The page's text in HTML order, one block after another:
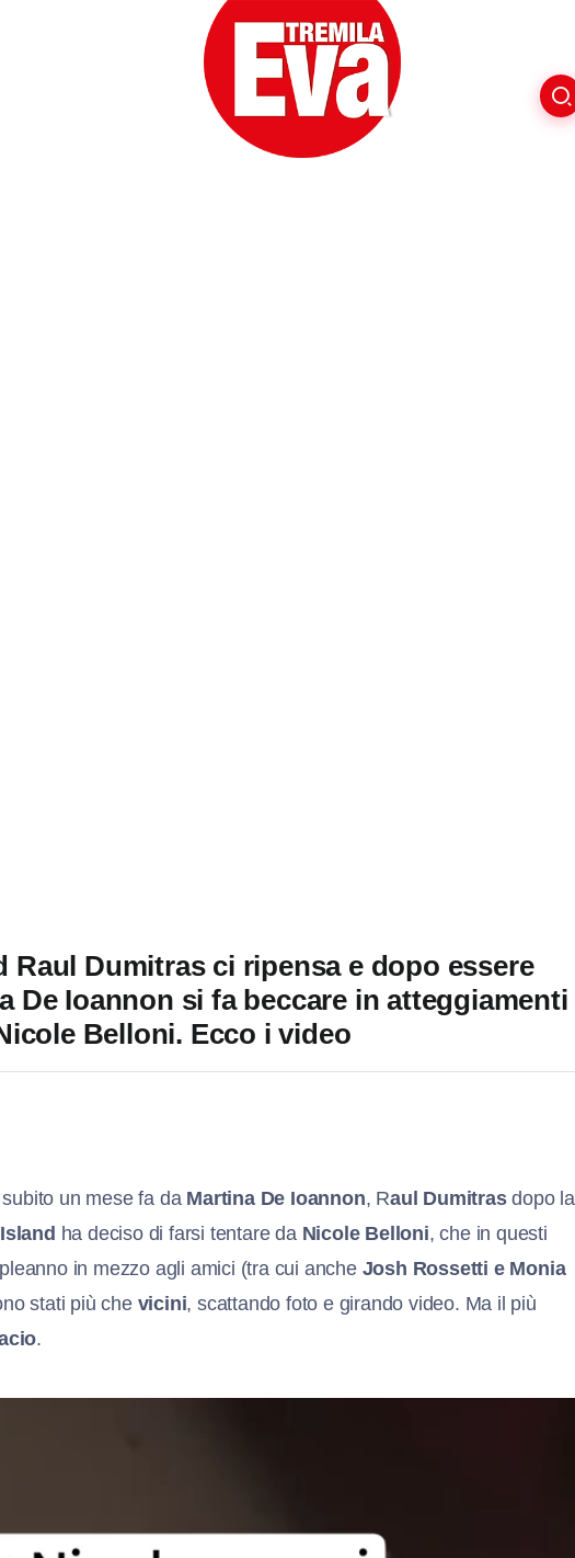
Raul Dumitras ci ripensa e dopo essere
De Ioannon si fa beccare in atteggiamenti
Belloni. Ecco i video
un mese fa da Martina De Ioannon, Raul Dumitrasdopo la
ha deciso di farsi tentare da Nicole Belloni, che in questi
in mezzo agli amici (tra cui anche Josh Rossetti e Monia
stati più che vicini, scattando foto e girando video. Ma il più
.